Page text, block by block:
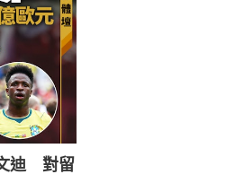
迪 對留